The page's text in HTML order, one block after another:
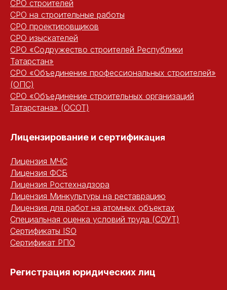
СРО строителей
СРО на строительные работы
СРО проектировщиков
СРО изыскателей
СРО «Содружество строителей Республики
Татарстан»
СРО «Объединение профессиональных строителей»
(ОПС)
СРО «Объединение строительных организаций
Татарстана» (ОСОТ)
Лицензирование и сертификация
Лицензия МЧС
Лицензия ФСБ
Лицензия Ростехнадзора
Лицензия Минкультуры на реставрацию
Лицензия для работ на атомных объектах
Специальная оценка условий труда (СОУТ)
Сертификаты ISO
Сертификат РПО
Регистрация юридических лиц